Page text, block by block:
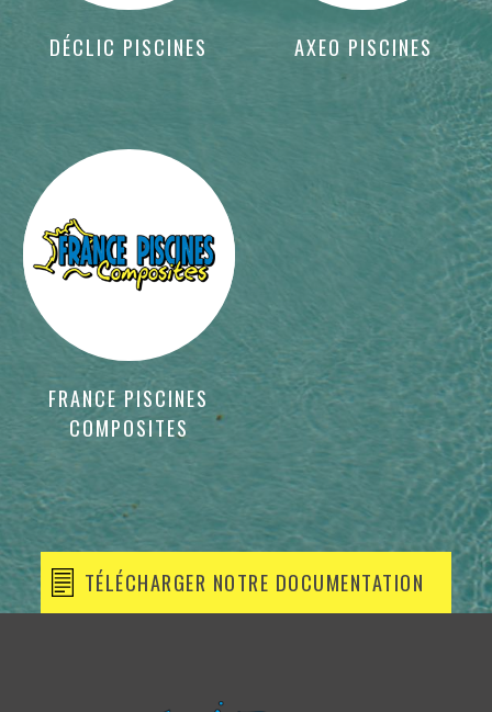
DÉCLIC PISCINES AXEO PISCINES
FRANCE PISCINES
COMPOSITES
TÉLÉCHARGER NOTRE DOCUMENTATION